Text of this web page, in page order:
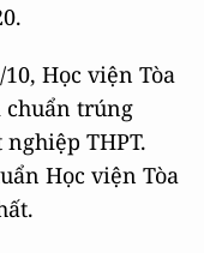
Học viện Tòa
chuẩn trúng
THPT.
Học viện Tòa